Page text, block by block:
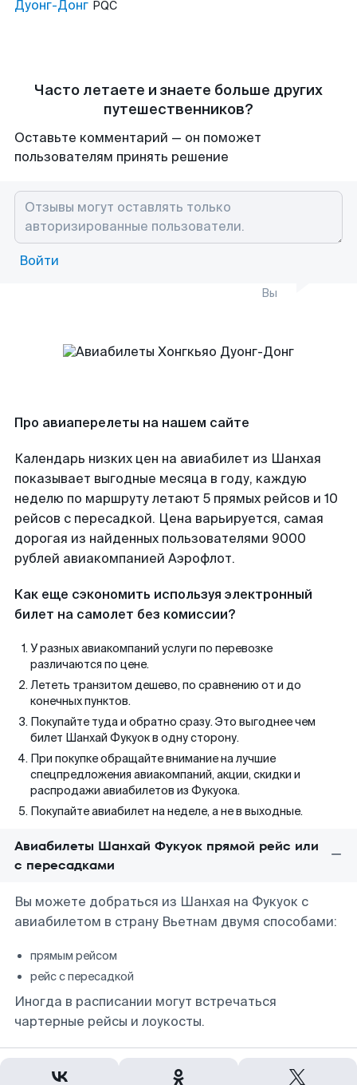
Дуонг-Донг PQC
Часто летаете и знаете больше других
путешественников?
Оставьте комментарий — он поможет
пользователям принять решение
Войти
Вы
Про авиаперелеты на нашем сайте
Календарь низких цен на авиабилет из Шанхая
показывает выгодные месяца в году, каждую
неделю по маршруту летают 5 прямых рейсов и 10
рейсов с пересадкой. Цена варьируется, самая
дорогая из найденных пользователями 9000
рублей авиакомпанией Аэрофлот.
Как еще сэкономить используя электронный
билет на самолет без комиссии?
У разных авиакомпаний услуги по перевозке
различаются по цене.
Лететь транзитом дешево, по сравнению от и до
конечных пунктов.
Покупайте туда и обратно сразу. Это выгоднее чем
билет Шанхай Фукуок в одну сторону.
При покупке обращайте внимание на лучшие
спецпредложения авиакомпаний, акции, скидки и
распродажи авиабилетов из Фукуока.
Покупайте авиабилет на неделе, а не в выходные.
Авиабилеты Шанхай Фукуок прямой рейс или
с пересадками
Вы можете добраться из Шанхая на Фукуок с
авиабилетом в страну Вьетнам двумя способами:
прямым рейсом
рейс с пересадкой
Иногда в расписании могут встречаться
чартерные рейсы и лоукосты.